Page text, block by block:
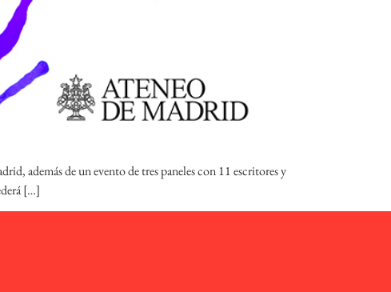
además de un evento de tres paneles con 11 escritores y
[…]